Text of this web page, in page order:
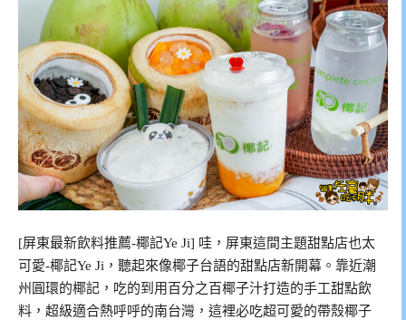
[屏東最新飲料推薦-椰記Ye Ji] 哇，屏東這間主題甜點店也太
可愛-椰記Ye Ji，聽起來像椰子台語的甜點店新開幕。靠近潮
州圓環的椰記，吃的到用百分之百椰子汁打造的手工甜點飲
料，超級適合熱呼呼的南台灣，這裡必吃超可愛的帶殼椰子